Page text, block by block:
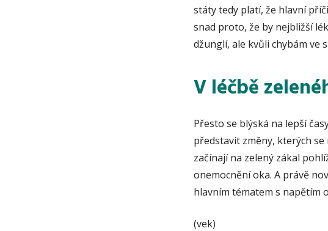
státy tedy platí, že hlavní
snad proto, že by nejbližší
džunglí, ale kvůli chybám ve
V léčbě
Přesto se blýská na lepší
představit změny, kterých se
začínají na zelený zákal
onemocnění oka. A právě
hlavním tématem s napětím
(vek)